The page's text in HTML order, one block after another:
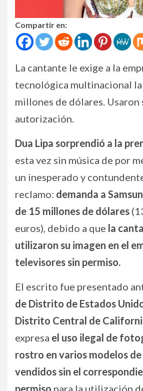
Compartir en:
La cantante le exige a la
tecnológica multinacional la
millones de dólares. Usaron
autorización.
Dua Lipa sorprendió a la
esta vez sin música de por
un inesperado y
reclamo: demanda a
de 15 millones de dólares
euros), debido a que la
utilizaron su imagen en el
televisores sin permiso.
El escrito fue presentado
de Distrito de Estados
Distrito Central de
expresa el uso ilegal de
rostro en varios modelos
vendidos sin el
permiso para la utilización